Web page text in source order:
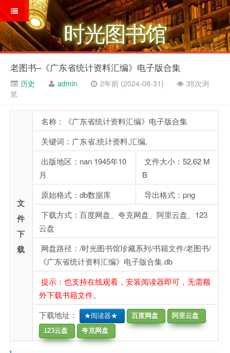
时光图书馆
老图书–《广东省统计资料汇编》电子版合集
历史 admin 2年前 (2024-08-31)
35次浏
览
文
件
下
载
名称：《广东省统计资料汇编》电子版合集
关键词：广东省,统计资料,汇编,
出版地区：nan 1945年10
月
文件大小：52.62 M
B
原始格式：db数据库
导出格式：png
下载方式：百度网盘、夸克网盘、阿里云盘、123
云盘
网盘路径：/时光图书馆珍藏系列/书籍文件/老图书/
《广东省统计资料汇编》电子版合集.db
提示：也支持在线观看，安装阅读器即可，无需额
外下载书籍文件。
下载地址：
★阅读器★ 百度网盘
阿里云盘
123云盘
夸克网盘